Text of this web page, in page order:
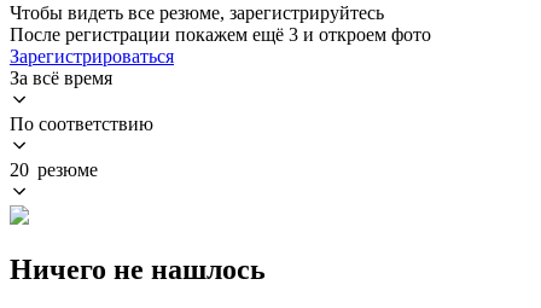
Чтобы видеть все резюме, зарегистрируйтесь
После регистрации покажем ещё 3 и откроем фото
Зарегистрироваться
За всё время
По соответствию
20 резюме
Ничего не нашлось